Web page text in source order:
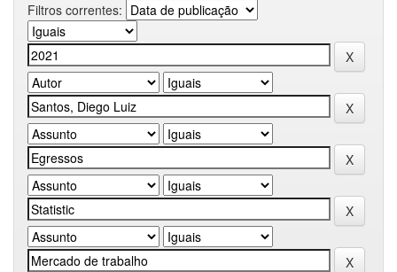
Filtros correntes: